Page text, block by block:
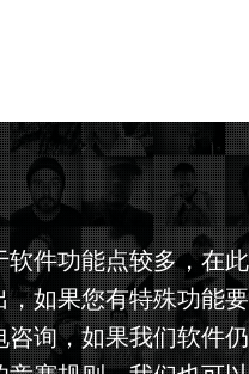
软件功能点较多，在
，如果您有特殊功能
咨询，如果我们软件